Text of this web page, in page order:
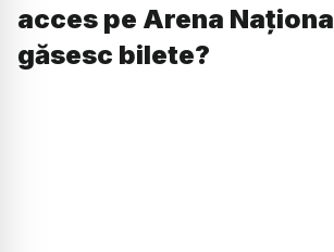
acces pe Arena
găsesc bilete?